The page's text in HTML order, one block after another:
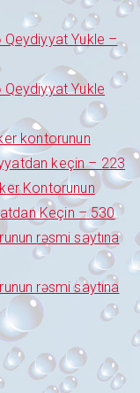
Yukle –
Yukle
kontorunun
keçin – 223
Kontorunun
Keçin – 530
rəsmi saytına
rəsmi saytına